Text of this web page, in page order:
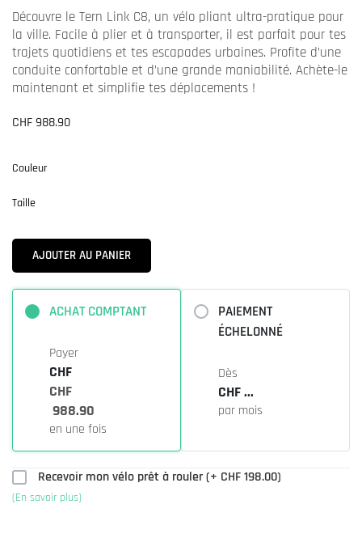
Découvre le Tern Link C8, un vélo pliant ultra-pratique pour
la ville. Facile à plier et à transporter, il est parfait pour tes
trajets quotidiens et tes escapades urbaines. Profite d’une
conduite confortable et d’une grande maniabilité. Achète-le
maintenant et simplifie tes déplacements !
CHF988.90
Couleur
Taille
AJOUTER AU PANIER
ACHAT COMPTANT
Payer
CHF
CHF
988.90
en une fois
PAIEMENT
ÉCHELONNÉ
Dès
CHF ...
par mois
Recevoir mon vélo prêt à rouler (+ CHF 198.00)
(En savoir plus)